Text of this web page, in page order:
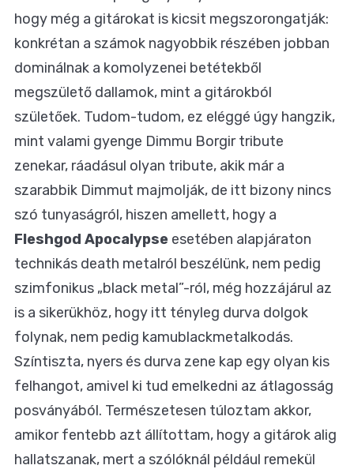
hogy még a gitárokat is kicsit megszorongatják:
konkrétan a számok nagyobbik részében jobban
dominálnak a komolyzenei betétekből
megszülető dallamok, mint a gitárokból
születőek. Tudom-tudom, ez eléggé úgy hangzik,
mint valami gyenge Dimmu Borgir tribute
zenekar, ráadásul olyan tribute, akik már a
szarabbik Dimmut majmolják, de itt bizony nincs
szó tunyaságról, hiszen amellett, hogy a
Fleshgod Apocalypse esetében alapjáraton
technikás death metalról beszélünk, nem pedig
szimfonikus „black metal”-ról, még hozzájárul az
is a sikerükhöz, hogy itt tényleg durva dolgok
folynak, nem pedig kamublackmetalkodás.
Színtiszta, nyers és durva zene kap egy olyan kis
felhangot, amivel ki tud emelkedni az átlagosság
posványából. Természetesen túloztam akkor,
amikor fentebb azt állítottam, hogy a gitárok alig
hallatszanak, mert a szólóknál például remekül